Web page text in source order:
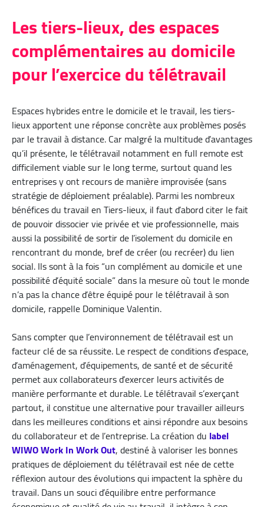
Les tiers-lieux, des espaces
complémentaires au domicile
pour l’exercice du télétravail
Espaces hybrides entre le domicile et le travail, les tiers-
lieux apportent une réponse concrète aux problèmes posés
par le travail à distance. Car malgré la multitude d’avantages
qu’il présente, le télétravail notamment en full remote est
difficilement viable sur le long terme, surtout quand les
entreprises y ont recours de manière improvisée (sans
stratégie de déploiement préalable). Parmi les nombreux
bénéfices du travail en Tiers-lieux, il faut d’abord citer le fait
de pouvoir dissocier vie privée et vie professionnelle, mais
aussi la possibilité de sortir de l’isolement du domicile en
rencontrant du monde, bref de créer (ou recréer) du lien
social. Ils sont à la fois “un complément au domicile et une
possibilité d’équité sociale” dans la mesure où tout le monde
n’a pas la chance d’être équipé pour le télétravail à son
domicile, rappelle Dominique Valentin.
Sans compter que l’environnement de télétravail est un
facteur clé de sa réussite. Le respect de conditions d’espace,
d’aménagement, d’équipements, de santé et de sécurité
permet aux collaborateurs d’exercer leurs activités de
manière performante et durable. Le télétravail s’exerçant
partout, il constitue une alternative pour travailler ailleurs
dans les meilleures conditions et ainsi répondre aux besoins
du collaborateur et de l’entreprise. La création du label
WIWO Work In Work Out, destiné à valoriser les bonnes
pratiques de déploiement du télétravail est née de cette
réflexion autour des évolutions qui impactent la sphère du
travail. Dans un souci d’équilibre entre performance